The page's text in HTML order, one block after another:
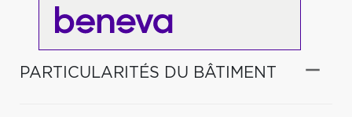
PARTICULARITÉS DU BÂTIMENT